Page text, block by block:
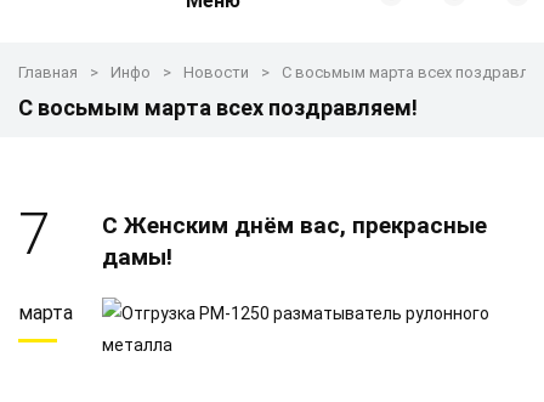
Главная Инфо Новости С восьмым марта всех
С восьмым марта всех поздравляем!
7
марта
С Женским днём вас, прекрасные
дамы!